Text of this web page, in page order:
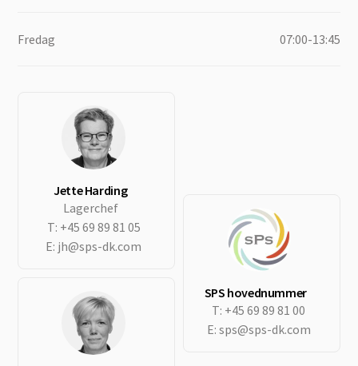
Fredag 07:00-13:45
Jette Harding
Lagerchef
T: +45 69 89 81 05
E: jh@sps-dk.com
SPS hovednummer
T: +45 69 89 81 00
E: sps@sps-dk.com